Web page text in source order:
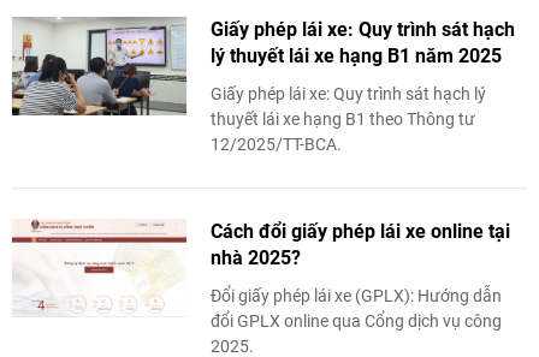
Giấy phép lái xe: Quy trình sát hạch
lý thuyết lái xe hạng B1 năm 2025
Giấy phép lái xe: Quy trình sát hạch lý
thuyết lái xe hạng B1 theo Thông tư
12/2025/TT-BCA.
Cách đổi giấy phép lái xe online tại
nhà 2025?
Đổi giấy phép lái xe (GPLX): Hướng dẫn
đổi GPLX online qua Cổng dịch vụ công
2025.